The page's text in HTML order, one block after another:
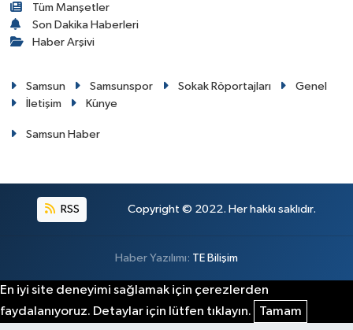
Tüm Manşetler
Son Dakika Haberleri
Haber Arşivi
Samsun Samsunspor Sokak Röportajları
Genel
İletişim
Künye
Samsun Haber
RSS Copyright © 2022. Her hakkı saklıdır.
Haber Yazılımı: TE Bilişim
En iyi site deneyimi sağlamak için çerezlerden
faydalanıyoruz. Detaylar için lütfen tıklayın.
Tamam